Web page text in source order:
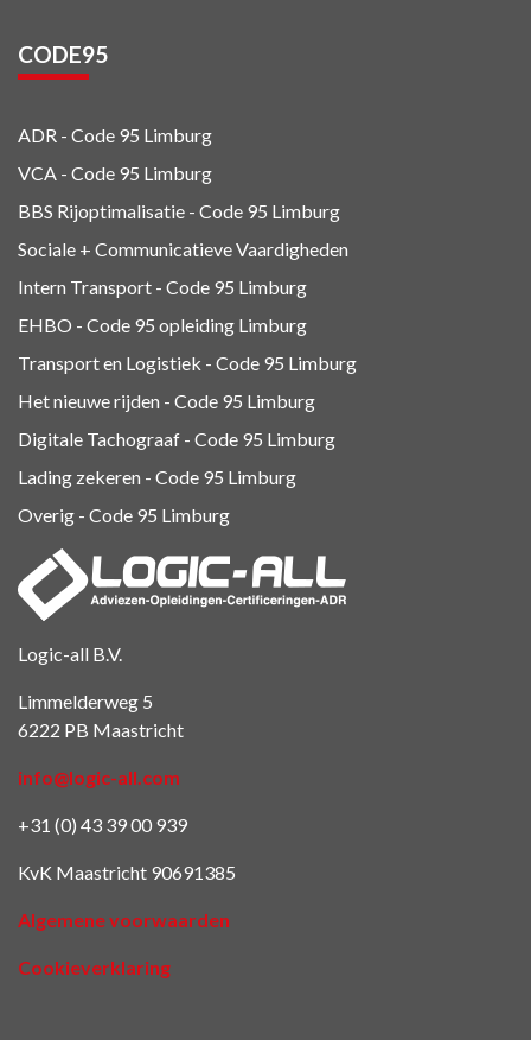
Logic-all B.V.
Limmelderweg 5
6222 PB Maastricht
info@logic-all.com
+31 (0) 43 39 00 939
KvK Maastricht 90691385
Algemene voorwaarden
Cookieverklaring
CODE95
ADR - Code 95 Limburg
VCA - Code 95 Limburg
BBS Rijoptimalisatie - Code 95 Limburg
Sociale + Communicatieve Vaardigheden
Intern Transport - Code 95 Limburg
EHBO - Code 95 opleiding Limburg
Transport en Logistiek - Code 95 Limburg
Het nieuwe rijden - Code 95 Limburg
Digitale Tachograaf - Code 95 Limburg
Lading zekeren - Code 95 Limburg
Overig - Code 95 Limburg